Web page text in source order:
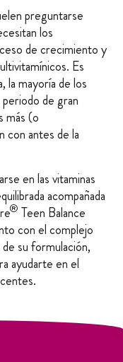
preguntarse
los
de crecimiento y
Es
la mayoría de los
de gran
más (o
con antes de la
en las vitaminas
acompañada
® Teen Balance
con el complejo
su formulación,
ayudarte en el